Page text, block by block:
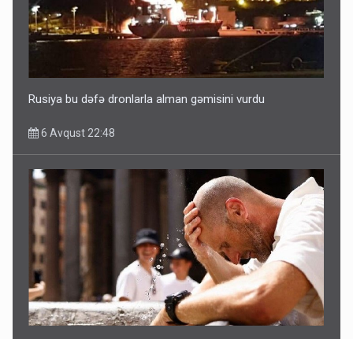
Ərdoğana sui-qəsd planının iştirakçısı detalları açıqladı
5 Avqust 16:56
Rusiya bu dəfə dronlarla alman gəmisini vurdu
6 Avqust 22:48